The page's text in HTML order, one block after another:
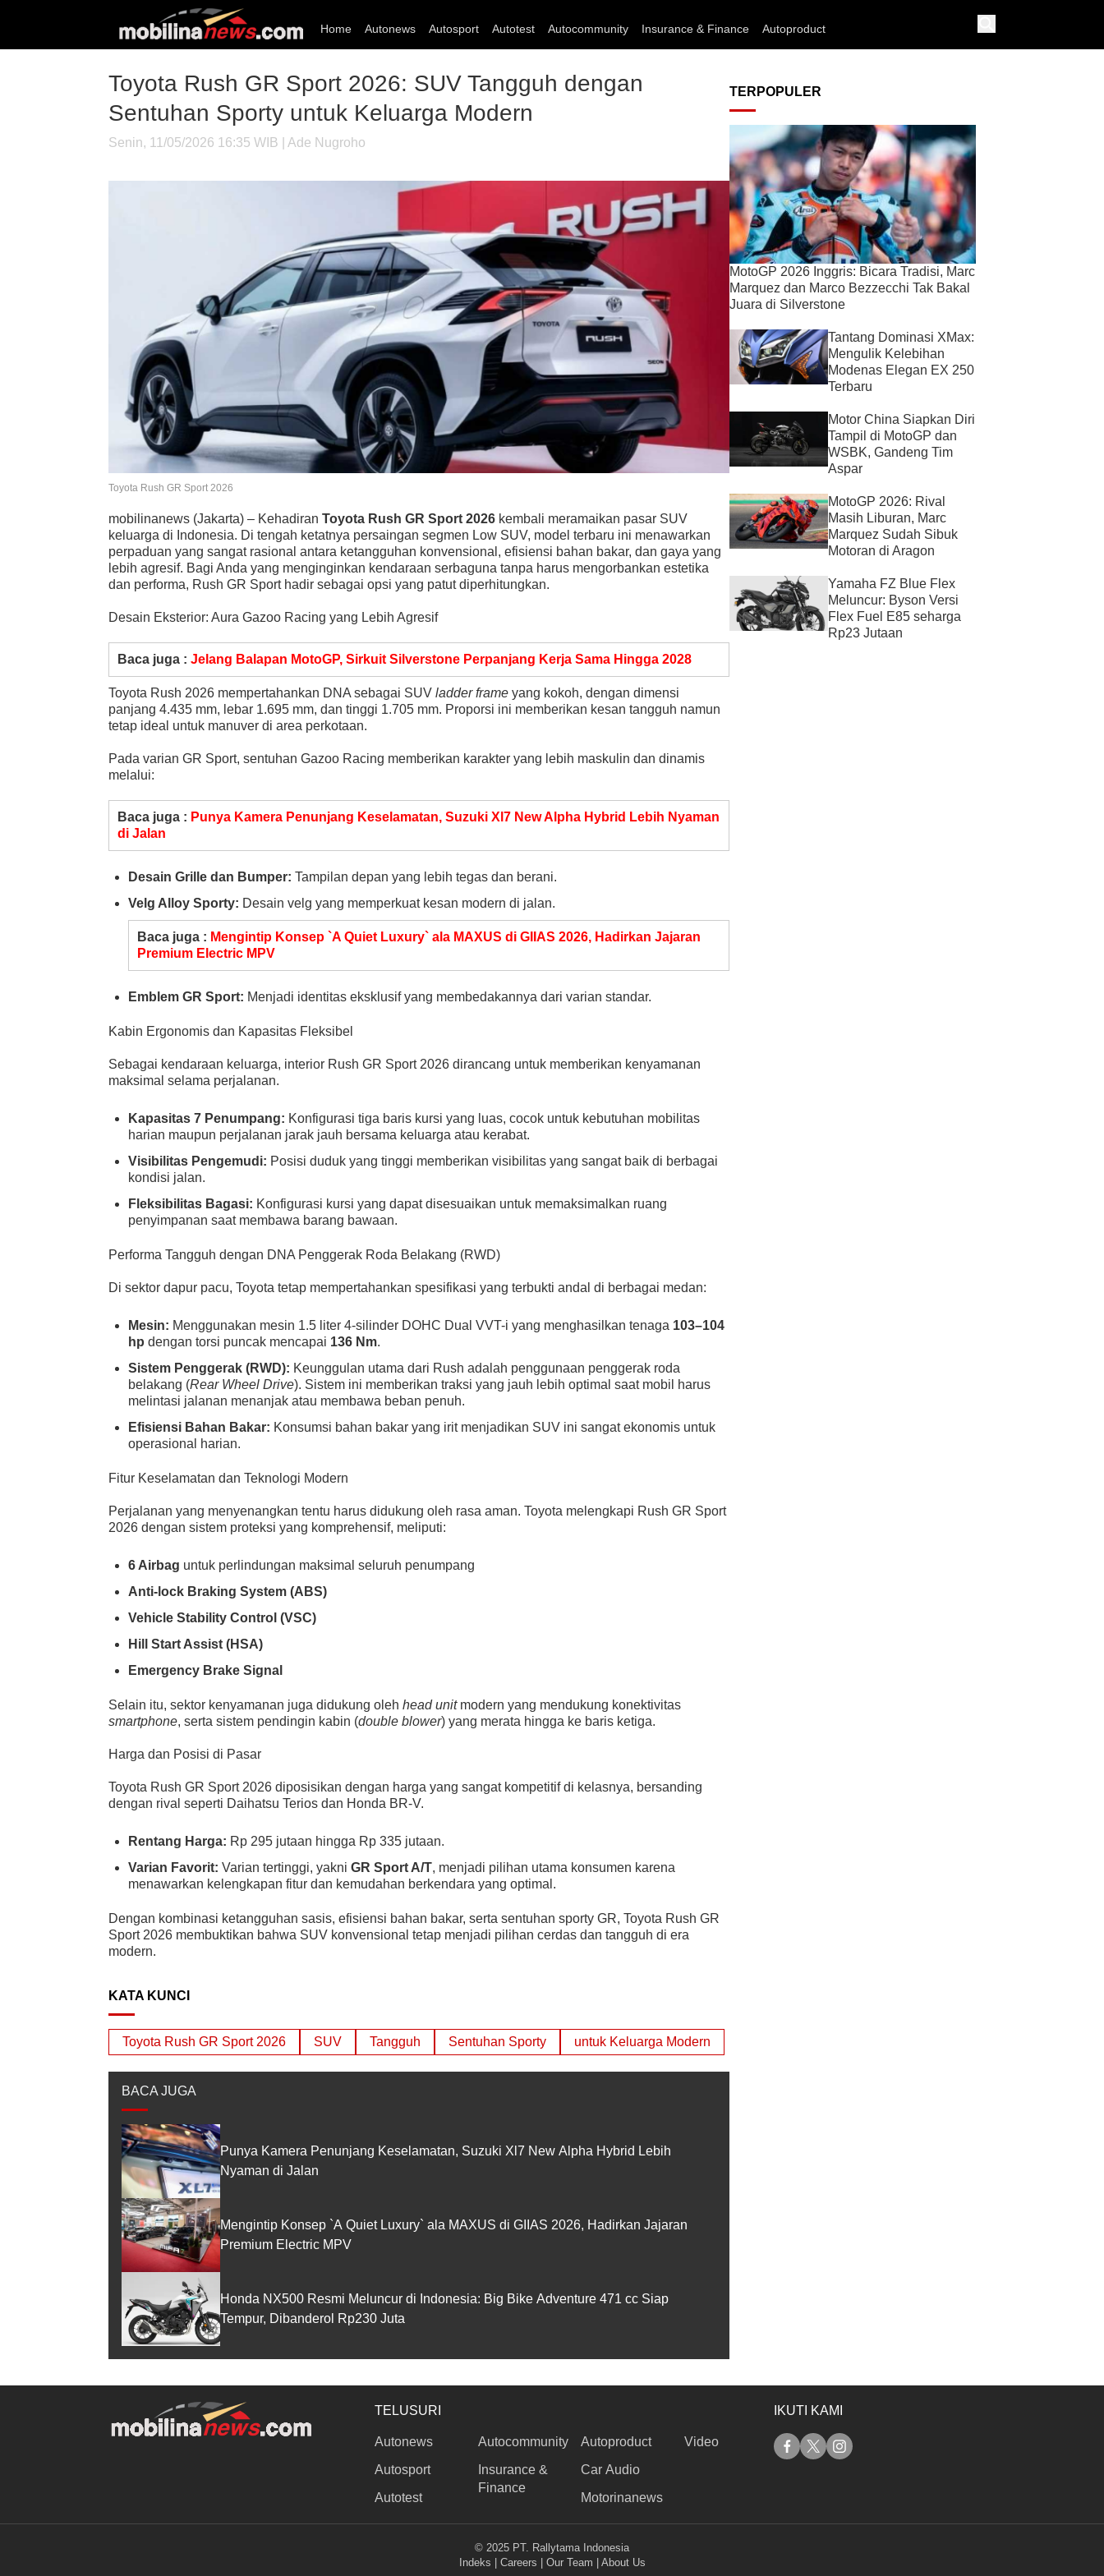
Home Autonews Autosport Autotest Autocommunity Insurance & Finance Autoproduct
Toyota Rush GR Sport 2026: SUV Tangguh dengan
Sentuhan Sporty untuk Keluarga Modern
Senin, 11/05/2026 16:35 WIB | Ade Nugroho
Toyota Rush GR Sport 2026
mobilinanews (Jakarta) – Kehadiran Toyota Rush GR Sport 2026 kembali meramaikan pasar SUV
keluarga di Indonesia. Di tengah ketatnya persaingan segmen Low SUV, model terbaru ini menawarkan
perpaduan yang sangat rasional antara ketangguhan konvensional, efisiensi bahan bakar, dan gaya yang
lebih agresif. Bagi Anda yang menginginkan kendaraan serbaguna tanpa harus mengorbankan estetika
dan performa, Rush GR Sport hadir sebagai opsi yang patut diperhitungkan.
Desain Eksterior: Aura Gazoo Racing yang Lebih Agresif
Baca juga : Jelang Balapan MotoGP, Sirkuit Silverstone Perpanjang Kerja Sama Hingga 2028
Toyota Rush 2026 mempertahankan DNA sebagai SUV ladder frame yang kokoh, dengan dimensi
panjang 4.435 mm, lebar 1.695 mm, dan tinggi 1.705 mm. Proporsi ini memberikan kesan tangguh namun
tetap ideal untuk manuver di area perkotaan.
Pada varian GR Sport, sentuhan Gazoo Racing memberikan karakter yang lebih maskulin dan dinamis
melalui:
Baca juga : Punya Kamera Penunjang Keselamatan, Suzuki Xl7 New Alpha Hybrid Lebih Nyaman
di Jalan
Desain Grille dan Bumper: Tampilan depan yang lebih tegas dan berani.
Velg Alloy Sporty: Desain velg yang memperkuat kesan modern di jalan.
Baca juga : Mengintip Konsep `A Quiet Luxury` ala MAXUS di GIIAS 2026, Hadirkan Jajaran
Premium Electric MPV
Emblem GR Sport: Menjadi identitas eksklusif yang membedakannya dari varian standar.
Kabin Ergonomis dan Kapasitas Fleksibel
Sebagai kendaraan keluarga, interior Rush GR Sport 2026 dirancang untuk memberikan kenyamanan
maksimal selama perjalanan.
Kapasitas 7 Penumpang: Konfigurasi tiga baris kursi yang luas, cocok untuk kebutuhan mobilitas
harian maupun perjalanan jarak jauh bersama keluarga atau kerabat.
Visibilitas Pengemudi: Posisi duduk yang tinggi memberikan visibilitas yang sangat baik di berbagai
kondisi jalan.
Fleksibilitas Bagasi: Konfigurasi kursi yang dapat disesuaikan untuk memaksimalkan ruang
penyimpanan saat membawa barang bawaan.
Performa Tangguh dengan DNA Penggerak Roda Belakang (RWD)
Di sektor dapur pacu, Toyota tetap mempertahankan spesifikasi yang terbukti andal di berbagai medan:
Mesin: Menggunakan mesin 1.5 liter 4-silinder DOHC Dual VVT-i yang menghasilkan tenaga 103–104
hp dengan torsi puncak mencapai 136 Nm.
Sistem Penggerak (RWD): Keunggulan utama dari Rush adalah penggunaan penggerak roda
belakang (Rear Wheel Drive). Sistem ini memberikan traksi yang jauh lebih optimal saat mobil harus
melintasi jalanan menanjak atau membawa beban penuh.
Efisiensi Bahan Bakar: Konsumsi bahan bakar yang irit menjadikan SUV ini sangat ekonomis untuk
operasional harian.
Fitur Keselamatan dan Teknologi Modern
Perjalanan yang menyenangkan tentu harus didukung oleh rasa aman. Toyota melengkapi Rush GR Sport
2026 dengan sistem proteksi yang komprehensif, meliputi:
6 Airbag untuk perlindungan maksimal seluruh penumpang
Anti-lock Braking System (ABS)
Vehicle Stability Control (VSC)
Hill Start Assist (HSA)
Emergency Brake Signal
Selain itu, sektor kenyamanan juga didukung oleh head unitmodern yang mendukung konektivitas
smartphone, serta sistem pendingin kabin (double blower) yang merata hingga ke baris ketiga.
Harga dan Posisi di Pasar
Toyota Rush GR Sport 2026 diposisikan dengan harga yang sangat kompetitif di kelasnya, bersanding
dengan rival seperti Daihatsu Terios dan Honda BR-V.
Rentang Harga: Rp 295 jutaan hingga Rp 335 jutaan.
Varian Favorit: Varian tertinggi, yakni GR Sport A/T, menjadi pilihan utama konsumen karena
menawarkan kelengkapan fitur dan kemudahan berkendara yang optimal.
Dengan kombinasi ketangguhan sasis, efisiensi bahan bakar, serta sentuhan sporty GR, Toyota Rush GR
Sport 2026 membuktikan bahwa SUV konvensional tetap menjadi pilihan cerdas dan tangguh di era
modern.
KATA KUNCI
Toyota Rush GR Sport 2026 SUV Tangguh Sentuhan Sporty untuk Keluarga Modern
BACA JUGA
Punya Kamera Penunjang Keselamatan, Suzuki Xl7 New Alpha Hybrid Lebih
Nyaman di Jalan
Mengintip Konsep `A Quiet Luxury` ala MAXUS di GIIAS 2026, Hadirkan Jajaran
Premium Electric MPV
Honda NX500 Resmi Meluncur di Indonesia: Big Bike Adventure 471 cc Siap
Tempur, Dibanderol Rp230 Juta
TERPOPULER
MotoGP 2026 Inggris: Bicara Tradisi, Marc
Marquez dan Marco Bezzecchi Tak Bakal
Juara di Silverstone
Tantang Dominasi XMax:
Mengulik Kelebihan
Modenas Elegan EX 250
Terbaru
Motor China Siapkan Diri
Tampil di MotoGP dan
WSBK, Gandeng Tim
Aspar
MotoGP 2026: Rival
Masih Liburan, Marc
Marquez Sudah Sibuk
Motoran di Aragon
Yamaha FZ Blue Flex
Meluncur: Byson Versi
Flex Fuel E85 seharga
Rp23 Jutaan
TELUSURI
Autonews
Autosport
Autotest
Autocommunity
Insurance &
Finance
Autoproduct
Car Audio
Motorinanews
Video
IKUTI KAMI
© 2025 PT. Rallytama Indonesia
Indeks
Careers Our Team About Us